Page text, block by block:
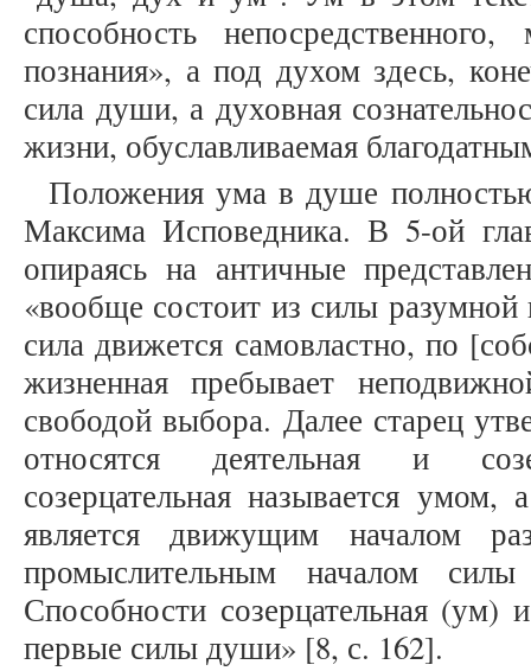
способность
познания», а под духом здесь,
сила души, а духовная
жизни, обуславливаемая
Положения ума в душе
Максима Исповедника. В 5-ой
опираясь на античные
«вообще состоит из силы
сила движется самовластно, по
жизненная пребывает
свободой выбора. Далее старец
относятся деятельная и
созерцательная называется
является движущим началом
промыслительным началом
Способности созерцательная (ум)
первые силы души» [8, с. 162].